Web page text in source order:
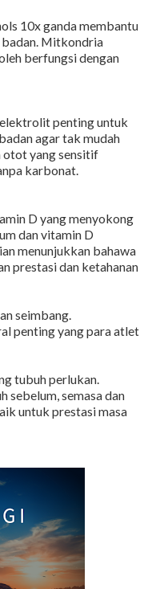
10x ganda membantu
Mitkondria
berfungsi dengan
penting untuk
agar tak mudah
otot yang sensitif
karbonat.
D yang menyokong
dan vitamin D
menunjukkan bahawa
prestasi dan ketahanan
seimbang.
penting yang para atlet
tubuh perlukan.
sebelum, semasa dan
untuk prestasi masa